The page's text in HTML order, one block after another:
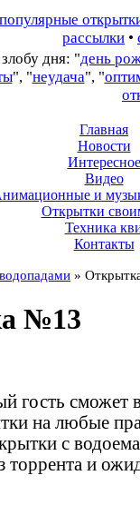
рассылки •
дня: "день
", "неудача", "
Главная
Новости
Интересное
Видео
нимационные и
Открытки
Техника
Контакты
»
№13
гость сможет
на любые
с
торрента и